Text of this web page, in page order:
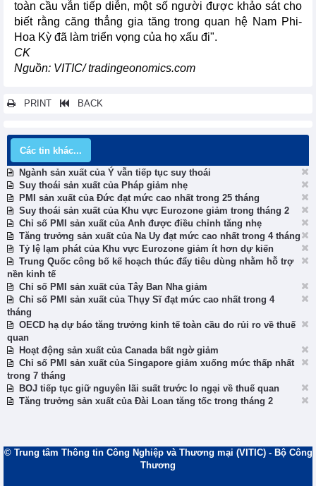
toàn cầu vẫn tiếp diễn, một số người được khảo sát cho
biết rằng căng thẳng gia tăng trong quan hệ Nam Phi-
Hoa Kỳ đã làm triển vọng của họ xấu đi".
CK
Nguồn: VITIC/ tradingeonomics.com
PRINT BACK
Các tin khác...
Ngành sản xuất của Ý vẫn tiếp tục suy thoái
Suy thoái sản xuất của Pháp giảm nhẹ
PMI sản xuất của Đức đạt mức cao nhất trong 25 tháng
Suy thoái sản xuất của Khu vực Eurozone giảm trong tháng 2
Chỉ số PMI sản xuất của Anh được điều chỉnh tăng nhẹ
Tăng trưởng sản xuất của Na Uy đạt mức cao nhất trong 4 tháng
Tỷ lệ lạm phát của Khu vực Eurozone giảm ít hơn dự kiến
Trung Quốc công bố kế hoạch thúc đẩy tiêu dùng nhằm hỗ trợ
nền kinh tế
Chỉ số PMI sản xuất của Tây Ban Nha giảm
Chỉ số PMI sản xuất của Thụy Sĩ đạt mức cao nhất trong 4
tháng
OECD hạ dự báo tăng trưởng kinh tế toàn cầu do rủi ro về thuế
quan
Hoạt động sản xuất của Canada bất ngờ giảm
Chỉ số PMI sản xuất của Singapore giảm xuống mức thấp nhất
trong 7 tháng
BOJ tiếp tục giữ nguyên lãi suất trước lo ngại về thuế quan
Tăng trưởng sản xuất của Đài Loan tăng tốc trong tháng 2
© Trung tâm Thông tin Công Nghiệp và Thương mại (VITIC) - Bộ Công
Thương